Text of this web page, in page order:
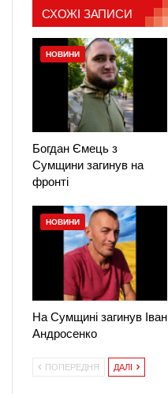
СХОЖІ ЗАПИСИ
НОВИНИ
Богдан Ємець з
Сумщини загинув на
фронті
НОВИНИ
На Сумщині загинув Іван
Андросенко
ПОПЕРЕДНЯ ДАЛІ